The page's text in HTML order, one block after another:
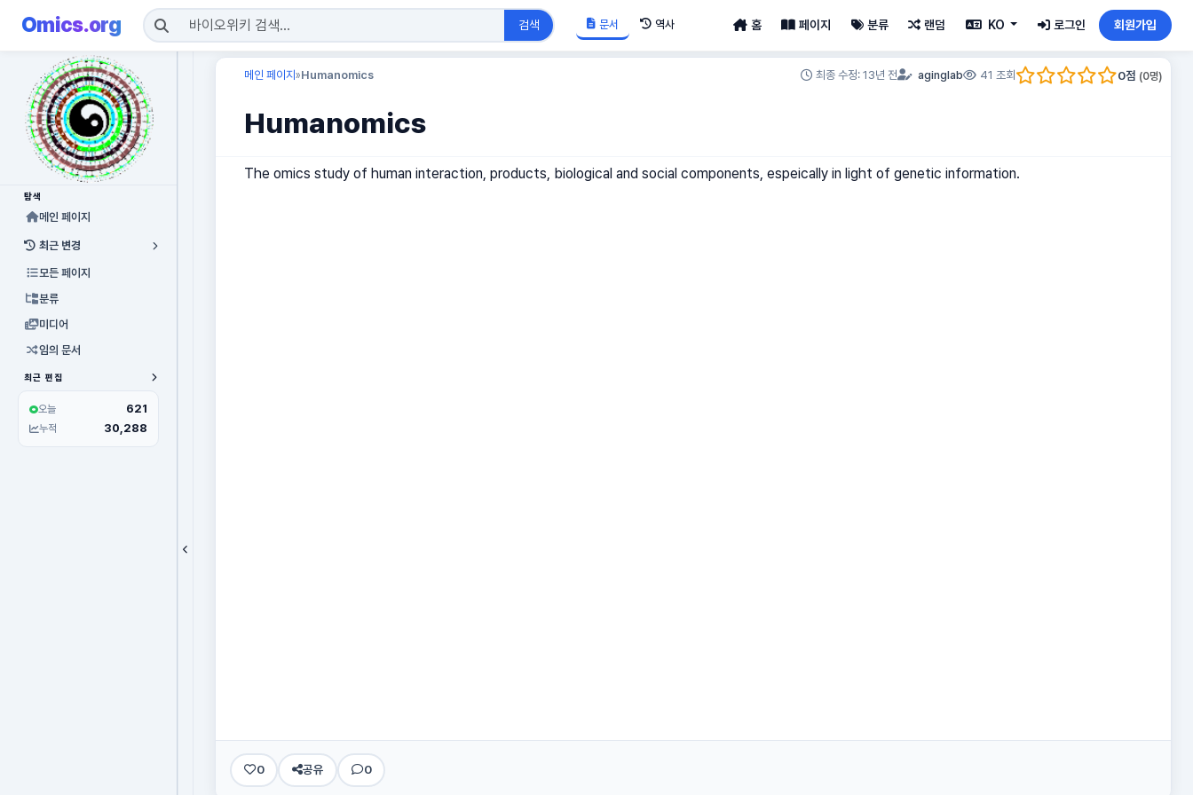
Omics.org 검색 문서 역사 홈 페이지 분류 랜덤 KO 로그인 회원가입
탐색
메인 페이지
최근 변경
모든 페이지
분류
미디어
임의 문서
최근 편집
오늘 621
누적 30,288
메인 페이지 »Humanomics 최종 수정: 13년 전 aginglab 41 조회 0점 (0명)
Humanomics
The omics study of human interaction, products, biological and social components, espeically in light of genetic information.
0 공유 0